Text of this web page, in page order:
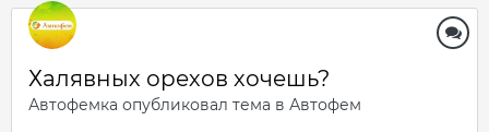
Халявных орехов хочешь?
Автофемка опубликовал тема в Автофем